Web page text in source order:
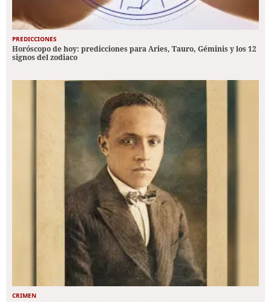
PREDICCIONES
Horóscopo de hoy: predicciones para Aries, Tauro, Géminis y los 12
signos del zodiaco
CRIMEN